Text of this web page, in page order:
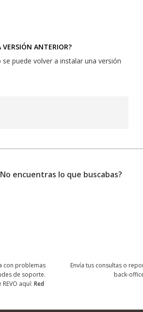
ANTERIOR?
puede volver a instalar una versión
encuentras lo que buscabas?
con problemas
de soporte.
aquí: Red
Envía tus consultas o
back-